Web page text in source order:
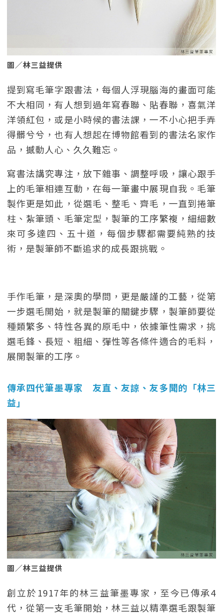
圖／林三益提供
提到寫毛筆字跟書法，每個人浮現腦海的畫面可能
不大相同，有人想到過年寫春聯、貼春聯，喜氣洋
洋領紅包，或是小時候的書法課，一不小心把手弄
得髒兮兮，也有人想起在博物館看到的書法名家作
品，撼動人心、久久難忘。
寫書法講究專注，放下雜事、調整呼吸，讓心跟手
上的毛筆相連互動，在每一筆畫中展現自我。毛筆
製作更是如此，從選毛、整毛、齊毛，一直到捲筆
柱、紮筆頭、毛筆定型，製筆的工序繁複，細細數
來可多達四、五十道，每個步驟都需要純熟的技
術，是製筆師不斷追求的成長跟挑戰。
手作毛筆，是深奧的學問，更是嚴謹的工藝，從第
一步選毛開始，就是製筆的關鍵步驟，製筆師要從
種類繁多、特性各異的原毛中，依據筆性需求，挑
選毛鋒、長短、粗細、彈性等各條件適合的毛料，
展開製筆的工序。
傳承四代筆墨專家 友直、友諒、友多聞的「林三
益」
圖／林三益提供
創立於1917年的林三益筆墨專家，至今已傳承4
代，從第一支毛筆開始，林三益以精準選毛跟製筆